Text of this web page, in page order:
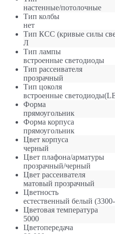
настенные/потолочные
Тип колбы
нет
Тип КСС (кривые силы
Л
Тип лампы
встроенные светодиоды
Тип рассеивателя
прозрачный
Тип цоколя
встроенные
Форма
прямоугольник
Форма корпуса
прямоугольник
Цвет корпуса
черный
Цвет плафона/арматуры
прозрачный/черный
Цвет рассеивателя
матовый прозрачный
Цветность
естественный белый
Цветовая температура
5000
Цветопередача